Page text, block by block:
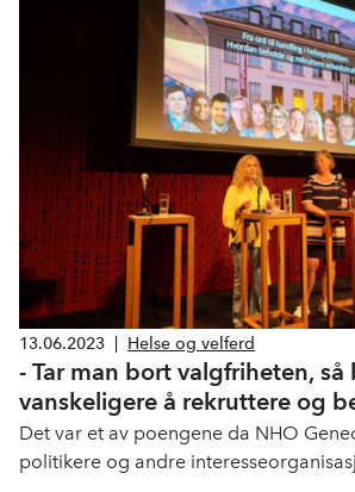
Mona Vangsnes Lien, er gjenvalgt som
13.06.2023 Helse og velferd
- Tar man bort valgfriheten, så
vanskeligere å rekruttere og
i helsesektoren
Det var et av poengene da NHO
politikere og andre